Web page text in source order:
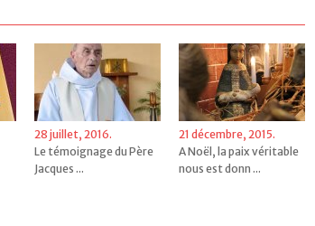
28 juillet, 2016.
Le témoignage du Père
Jacques ...
21 décembre, 2015.
A Noël, la paix véritable
nous est donn ...